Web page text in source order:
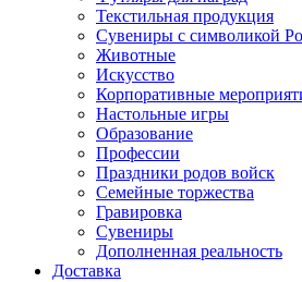
Текстильная продукция
Сувениры с символикой
Животные
Искусство
Корпоративные
Настольные игры
Образование
Профессии
Праздники родов войск
Семейные торжества
Гравировка
Сувениры
Дополненная реальность
Доставка